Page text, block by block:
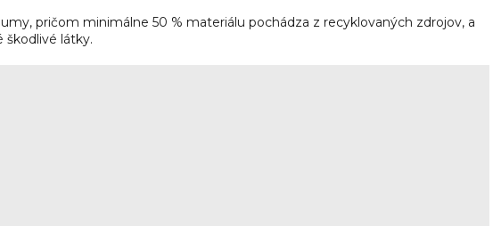
pričom minimálne 50 % materiálu pochádza z recyklovaných zdrojov, a
škodlivé látky.